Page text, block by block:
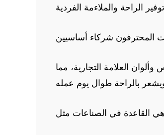
العلامة التجارية، مما